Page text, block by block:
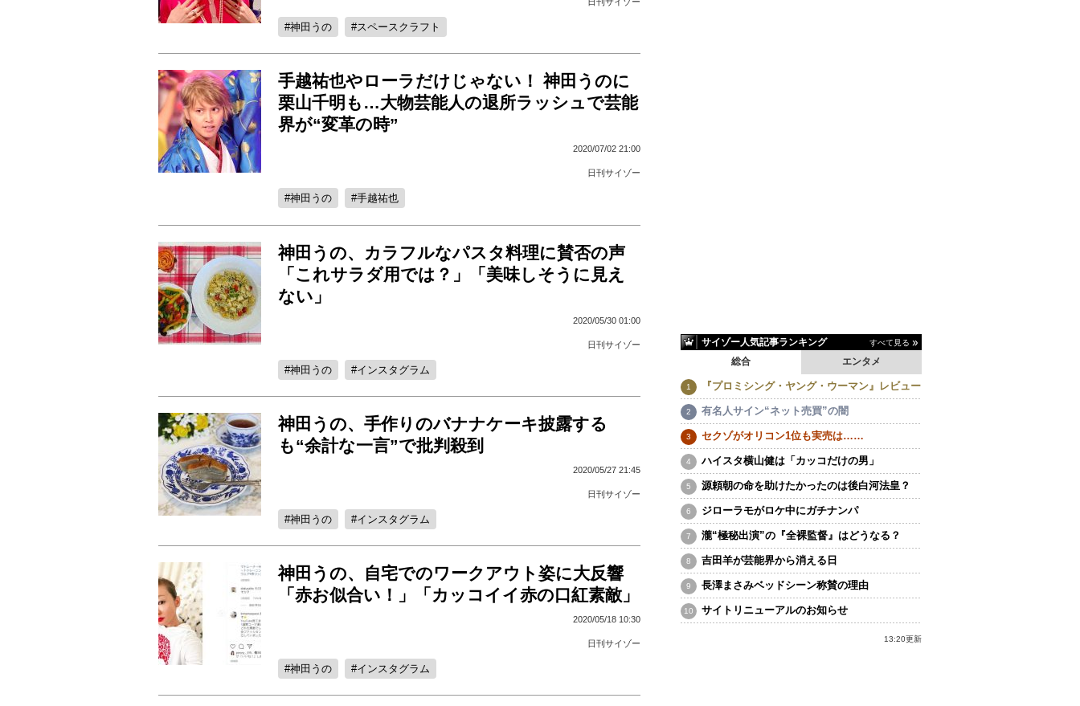
神田うの スペースクラフト
手越祐也やローラだけじゃない！ 神田うのに
栗山千明も…大物芸能人の退所ラッシュで芸能
界が“変革の時”
2020/07/02 21:00
日刊サイゾー
神田うの 手越祐也
神田うの、カラフルなパスタ料理に賛否の声
「これサラダ用では？」「美味しそうに見え
ない」
2020/05/30 01:00
日刊サイゾー
神田うの インスタグラム
神田うの、手作りのバナナケーキ披露する
も“余計な一言”で批判殺到
2020/05/27 21:45
日刊サイゾー
神田うの インスタグラム
神田うの、自宅でのワークアウト姿に大反響
「赤お似合い！」「カッコイイ赤の口紅素敵」
2020/05/18 10:30
日刊サイゾー
神田うの インスタグラム
サイゾー人気記事ランキング すべて見る
エンタメ
総合
『プロミシング・ヤング・ウーマン』レビュー
有名人サイン“ネット売買”の闇
セクゾがオリコン1位も実売は……
ハイスタ横山健は「カッコだけの男」
源頼朝の命を助けたかったのは後白河法皇？
ジローラモがロケ中にガチナンパ
瀧“極秘出演”の『全裸監督』はどうなる？
吉田羊が芸能界から消える日
長澤まさみベッドシーン称賛の理由
サイトリニューアルのお知らせ
13:20更新